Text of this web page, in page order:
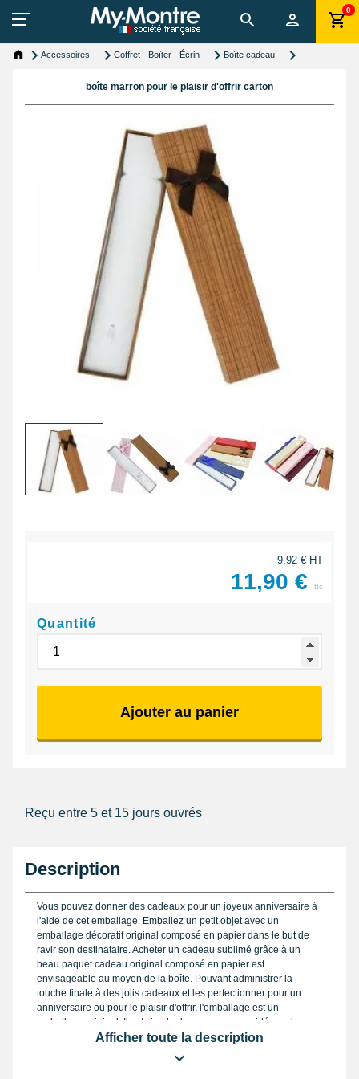
0
Accessoires Coffret - Boîter - Écrin Boîte cadeau
boîte marron pour le plaisir d'offrir carton
9,92 € HT
11,90 € ttc
Quantité
Ajouter au panier
Reçu entre 5 et 15 jours ouvrés
Description
Vous pouvez donner des cadeaux pour un joyeux anniversaire à
l'aide de cet emballage. Emballez un petit objet avec un
emballage décoratif original composé en papier dans le but de
ravir son destinataire. Acheter un cadeau sublimé grâce à un
beau paquet cadeau original composé en papier est
envisageable au moyen de la boîte. Pouvant administrer la
touche finale à des jolis cadeaux et les perfectionner pour un
anniversaire ou pour le plaisir d'offrir, l'emballage est un
emballage original. Il est simple de composer une idée cadeau
attentionnée, pour cela attachez-y une petite note sympathique à
Afficher toute la description